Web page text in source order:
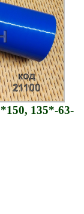
135*-63-